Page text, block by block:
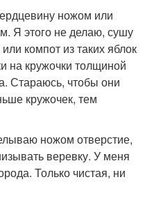
ножом или
Я этого не делаю, сушу
компот из таких яблок
на кружочки толщиной
Стараюсь, чтобы они
кружочек, тем
ножом отверстие,
веревку. У меня
Только чистая, ни